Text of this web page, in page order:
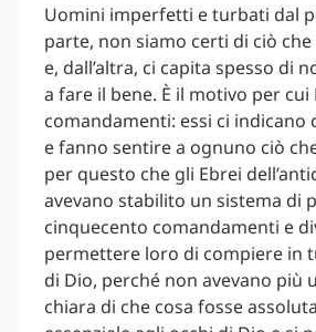
Uomini imperfetti e turbati dal
parte, non siamo certi di ciò
e, dall’altra, ci capita spesso di
a fare il bene. È il motivo per cui
comandamenti: essi ci indicano
e fanno sentire a ognuno ciò
per questo che gli Ebrei
avevano stabilito un sistema di
cinquecento comandamenti e
permettere loro di compiere in
di Dio, perché non avevano più
chiara di che cosa fosse